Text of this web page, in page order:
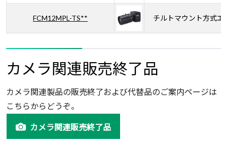
FCM12MPL-TS** チルトマウント方式エ
カメラ関連販売終了品
カメラ関連製品の販売終了および代替品のご案内ページは
こちらからどうぞ。
カメラ関連販売終了品